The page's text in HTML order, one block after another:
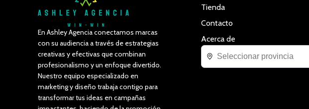
En Ashley Agencia conectamos marcas
con su audiencia a través de estrategias
creativas y efectivas que combinan
profesionalismo y un enfoque divertido.
Nuestro equipo especializado en
marketing y diseño trabaja contigo para
transformar tus ideas en campañas
Tienda
Contacto
Acerca de